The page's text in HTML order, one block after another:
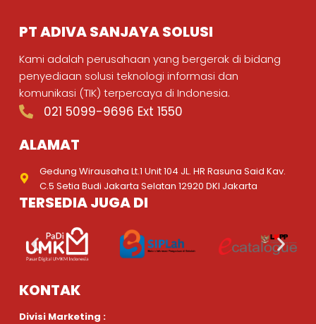
PT ADIVA SANJAYA SOLUSI
Kami adalah perusahaan yang bergerak di bidang
penyediaan solusi teknologi informasi dan
komunikasi (TIK) terpercaya di Indonesia.
021 5099-9696 Ext 1550
ALAMAT
Gedung Wirausaha Lt.1 Unit 104 JL. HR Rasuna Said Kav.
C.5 Setia Budi Jakarta Selatan 12920 DKI Jakarta
TERSEDIA JUGA DI
KONTAK
Divisi Marketing :